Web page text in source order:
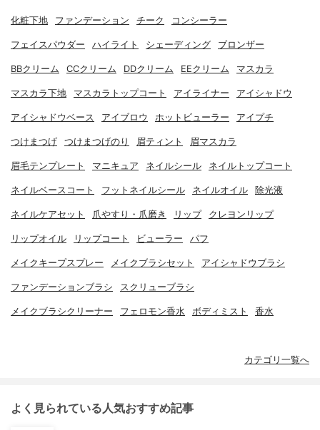
化粧下地 ファンデーション チーク コンシーラー
フェイスパウダー ハイライト シェーディング ブロンザー
BBクリーム CCクリーム DDクリーム EEクリーム マスカラ
マスカラ下地 マスカラトップコート アイライナー アイシャドウ
アイシャドウベース アイブロウ ホットビューラー アイプチ
つけまつげ つけまつげのり 眉ティント 眉マスカラ
眉毛テンプレート マニキュア ネイルシール ネイルトップコート
ネイルベースコート フットネイルシール ネイルオイル 除光液
ネイルケアセット 爪やすり・爪磨き リップ クレヨンリップ
リップオイル リップコート ビューラー パフ
メイクキープスプレー メイクブラシセット アイシャドウブラシ
ファンデーションブラシ スクリューブラシ
メイクブラシクリーナー フェロモン香水 ボディミスト 香水
カテゴリ一覧へ
よく見られている人気おすすめ記事